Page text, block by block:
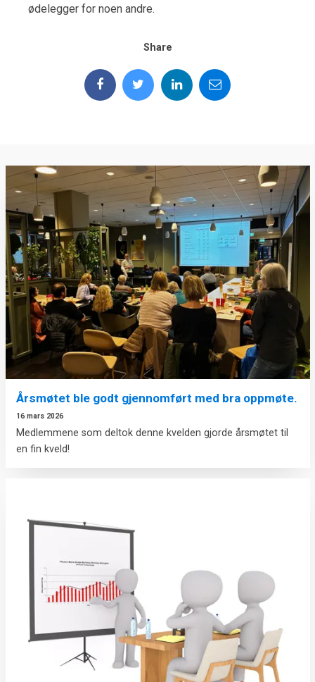
ødelegger for noen andre.
Share
Årsmøtet ble godt gjennomført med bra oppmøte.
16 mars 2026
Medlemmene som deltok denne kvelden gjorde årsmøtet til
en fin kveld!